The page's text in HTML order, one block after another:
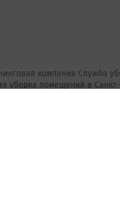
компания Служба
уборка помещений в